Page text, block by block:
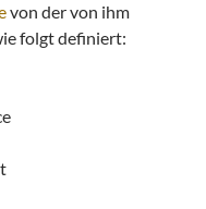
von der von ihm
folgt definiert: